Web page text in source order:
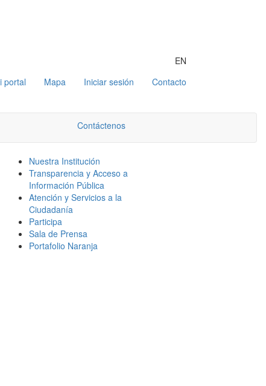
EN
portal Mapa Iniciar sesión Contacto
Contáctenos
Nuestra Institución
Transparencia y Acceso a
Información Pública
Atención y Servicios a la
Ciudadanía
Participa
Sala de Prensa
Portafolio Naranja